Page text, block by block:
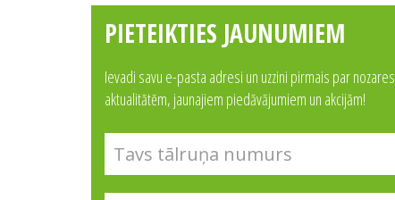
PIETEIKTIES JAUNUMIEM
Ievadi savu e-pasta adresi un uzzini pirmais par nozares
aktualitātēm, jaunajiem piedāvājumiem un akcijām!